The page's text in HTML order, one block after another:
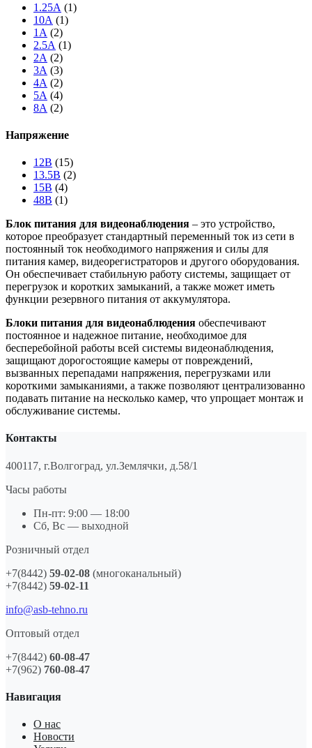
1.25А (1)
10А (1)
1А (2)
2.5А (1)
2А (2)
3А (3)
4А (2)
5А (4)
8А (2)
Напряжение
12В (15)
13.5В (2)
15В (4)
48В (1)
Блок питания для видеонаблюдения – это устройство,
которое преобразует стандартный переменный ток из сети в
постоянный ток необходимого напряжения и силы для
питания камер, видеорегистраторов и другого оборудования.
Он обеспечивает стабильную работу системы, защищает от
перегрузок и коротких замыканий, а также может иметь
функции резервного питания от аккумулятора.
Блоки питания для видеонаблюдения обеспечивают
постоянное и надежное питание, необходимое для
бесперебойной работы всей системы видеонаблюдения,
защищают дорогостоящие камеры от повреждений,
вызванных перепадами напряжения, перегрузками или
короткими замыканиями, а также позволяют централизованно
подавать питание на несколько камер, что упрощает монтаж и
обслуживание системы.
Контакты
400117, г.Волгоград, ул.Землячки, д.58/1
Часы работы
Пн-пт: 9:00 — 18:00
Сб, Вс — выходной
Розничный отдел
+7(8442) 59-02-08 (многоканальный)
+7(8442) 59-02-11
info@asb-tehno.ru
Оптовый отдел
+7(8442) 60-08-47
+7(962) 760-08-47
Навигация
О нас
Новости